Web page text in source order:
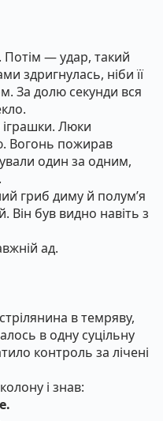
Потім — удар, такий
здригнулась, ніби її
За долю секунди вся
іграшки. Люки
Вогонь пожирав
один за одним,
гриб диму й полум’я
був видно навіть з
ад.
в темряву,
в одну суцільну
контроль за лічені
і знав: